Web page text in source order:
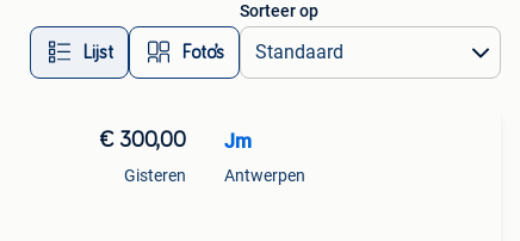
Lijst Foto’s
Sorteer op
€ 300,00
Gisteren
Jm
Antwerpen